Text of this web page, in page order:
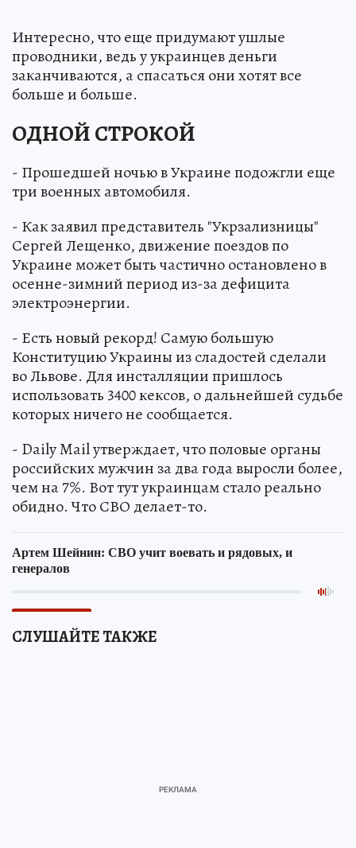
Интересно, что еще придумают ушлые
проводники, ведь у украинцев деньги
заканчиваются, а спасаться они хотят все
больше и больше.
ОДНОЙ СТРОКОЙ
- Прошедшей ночью в Украине подожгли еще
три военных автомобиля.
- Как заявил представитель "Укрзализницы"
Сергей Лещенко, движение поездов по
Украине может быть частично остановлено в
осенне-зимний период из-за дефицита
электроэнергии.
- Есть новый рекорд! Самую большую
Конституцию Украины из сладостей сделали
во Львове. Для инсталляции пришлось
использовать 3400 кексов, о дальнейшей судьбе
которых ничего не сообщается.
- Daily Mail утверждает, что половые органы
российских мужчин за два года выросли более,
чем на 7%. Вот тут украинцам стало реально
обидно. Что СВО делает-то.
СЛУШАЙТЕ ТАКЖЕ